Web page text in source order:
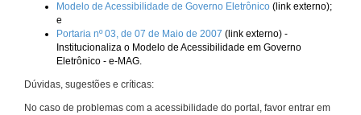
Modelo de Acessibilidade de Governo Eletrônico (link externo);
e
Portaria nº 03, de 07 de Maio de 2007 (link externo) -
Institucionaliza o Modelo de Acessibilidade em Governo
Eletrônico - e-MAG.
Dúvidas, sugestões e críticas:
No caso de problemas com a acessibilidade do portal, favor entrar em